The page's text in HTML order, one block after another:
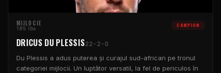
MIJLOCIE
185 lbs CAMPION
DRICUS DU PLESSIS22-2-0
Du Plessis a adus puterea și curajul sud-african pe tronul
categoriei mijlocii. Un luptător versatil, la fel de periculos în